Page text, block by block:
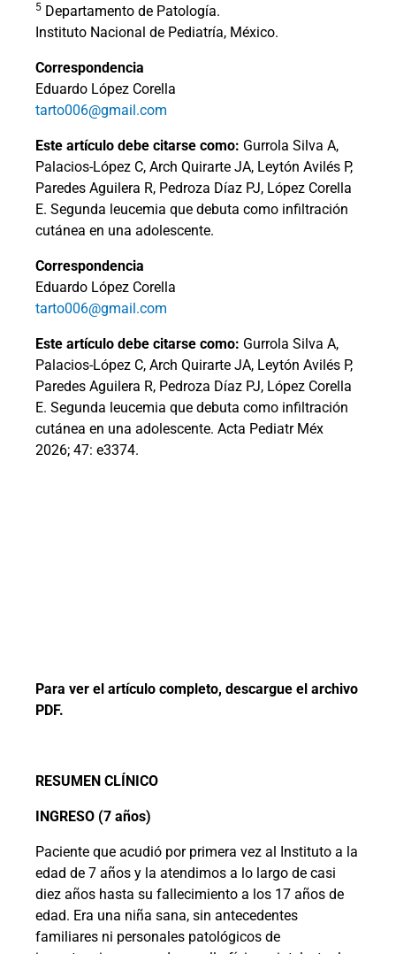
5 Departamento de Patología.
Instituto Nacional de Pediatría, México.
Correspondencia
Eduardo López Corella
tarto006@gmail.com
Este artículo debe citarse como: Gurrola Silva A,
Palacios-López C, Arch Quirarte JA, Leytón Avilés P,
Paredes Aguilera R, Pedroza Díaz PJ, López Corella
E. Segunda leucemia que debuta como infiltración
cutánea en una adolescente.
Correspondencia
Eduardo López Corella
tarto006@gmail.com
Este artículo debe citarse como: Gurrola Silva A,
Palacios-López C, Arch Quirarte JA, Leytón Avilés P,
Paredes Aguilera R, Pedroza Díaz PJ, López Corella
E. Segunda leucemia que debuta como infiltración
cutánea en una adolescente. Acta Pediatr Méx
2026; 47: e3374.
Para ver el artículo completo, descargue el archivo
PDF.
RESUMEN CLÍNICO
INGRESO (7 años)
Paciente que acudió por primera vez al Instituto a la
edad de 7 años y la atendimos a lo largo de casi
diez años hasta su fallecimiento a los 17 años de
edad. Era una niña sana, sin antecedentes
familiares ni personales patológicos de